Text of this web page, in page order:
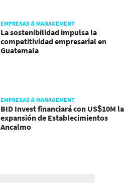
EMPRESAS & MANAGEMENT
La sostenibilidad impulsa la
competitividad empresarial en
Guatemala
EMPRESAS & MANAGEMENT
BID Invest financiará con US$10M la
expansión de Establecimientos
Ancalmo